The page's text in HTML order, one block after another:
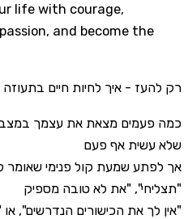
life with courage,
and become the
רק להעז - איך לחיות חיים
כמה פעמים מצאת את עצמך
שלא עשית אף פעם
תצליחי", "את לא טובה מספיק"
."אין לך את הכישורים הנדרשים", או "רוב הסיכויים הם שתכשלי"